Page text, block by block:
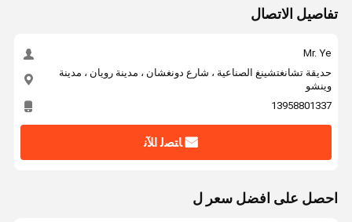
تفاصيل الاتصال
Mr. Ye
حديقة تشانغتشينغ الصناعية ، شارع دونغشان ، مدينة رويان ، مدينة
وينشو
13958801337
ﺎﺘﺼﻟ ﺍﻶﻧ
احصل على افضل سعر ل